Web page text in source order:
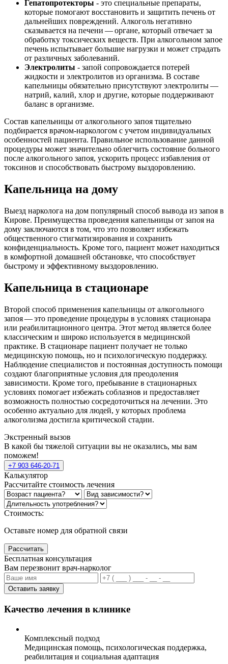
Гепатопротекторы - это специальные препараты,
которые помогают восстановить и защитить печень от
дальнейших повреждений. Алкоголь негативно
сказывается на печени — органе, который отвечает за
обработку токсических веществ. При алкогольном запое
печень испытывает большие нагрузки и может страдать
от различных заболеваний.
Электролиты - запой сопровождается потерей
жидкости и электролитов из организма. В составе
капельницы обязательно присутствуют электролиты —
натрий, калий, хлор и другие, которые поддерживают
баланс в организме.
Состав капельницы от алкогольного запоя тщательно
подбирается врачом-наркологом с учетом индивидуальных
особенностей пациента. Правильное использование данной
процедуры может значительно облегчить состояние больного
после алкогольного запоя, ускорить процесс избавления от
токсинов и способствовать быстрому выздоровлению.
Капельница на дому
Выезд нарколога на дом популярный способ вывода из запоя в
Кирове. Преимущества проведения капельницы от запоя на
дому заключаются в том, что это позволяет избежать
общественного стигматизирования и сохранить
конфиденциальность. Кроме того, пациент может находиться
в комфортной домашней обстановке, что способствует
быстрому и эффективному выздоровлению.
Капельница в стационаре
Второй способ применения капельницы от алкогольного
запоя — это проведение процедуры в условиях стационара
или реабилитационного центра. Этот метод является более
классическим и широко используется в медицинской
практике. В стационаре пациент получает не только
медицинскую помощь, но и психологическую поддержку.
Наблюдение специалистов и постоянная доступность помощи
создают благоприятные условия для преодоления
зависимости. Кроме того, пребывание в стационарных
условиях помогает избежать соблазнов и предоставляет
возможность полностью сосредоточиться на лечении. Это
особенно актуально для людей, у которых проблема
алкоголизма достигла критической стадии.
Экстренный вызов
В какой бы тяжелой ситуации вы не оказались, мы вам
поможем!
+7 903 646-20-71
Калькулятор
Рассчитайте стоимость лечения
Стоимость:
Оставьте номер для обратной связи
Рассчитать
Бесплатная консультация
Вам перезвонит врач-нарколог
Оставить заявку
Качество лечения в клинике
Комплексный подход
Медицинская помощь, психологическая поддержка,
реабилитация и социальная адаптация